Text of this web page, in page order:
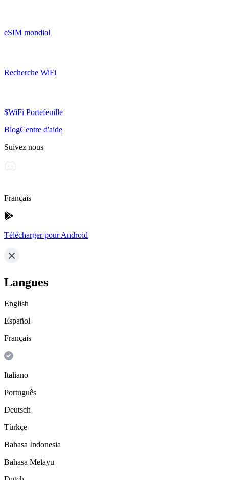
eSIM mondial
Recherche WiFi
$WiFi Portefeuille
BlogCentre d'aide
Suivez nous
Français
Télécharger pour Android
Langues
English
Español
Français
Italiano
Português
Deutsch
Türkçe
Bahasa Indonesia
Bahasa Melayu